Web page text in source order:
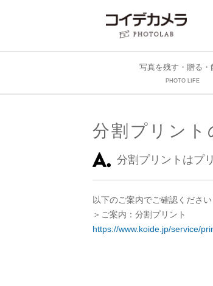
写真を残す・贈る・
PHOTO LIFE
分割プリン
分割プリントはプ
以下のご案内でご確認ください
＞ご案内：分割プリント
https://www.koide.jp/service/